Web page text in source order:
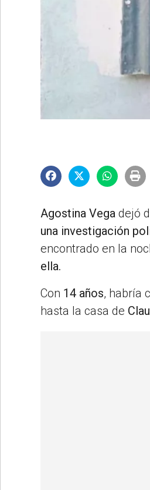
Agostina Vega dejó
una investigación
encontrado en la
ella.
Con 14 años, habría
hasta la casa de